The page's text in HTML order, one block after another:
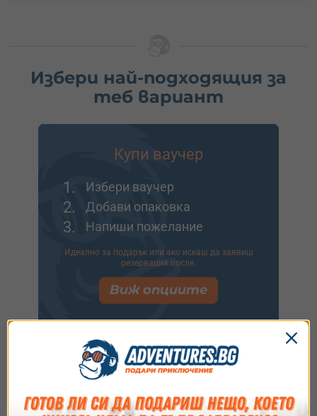
Избери най-подходящия за
теб вариант
Купи ваучер
1. Избери ваучер
2. Добави опаковка
3. Напиши пожелание
Идеално за подарък или ако искаш да заявиш
резервация после.
Виж опциите
Купи и резервирай
1. Избери ваучер